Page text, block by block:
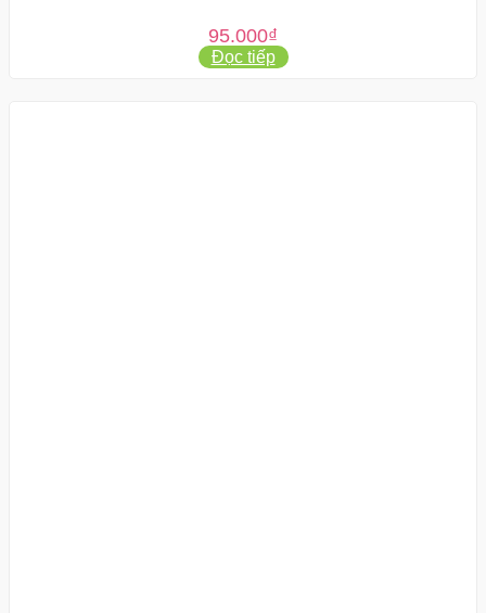
95.000₫
Đọc tiếp